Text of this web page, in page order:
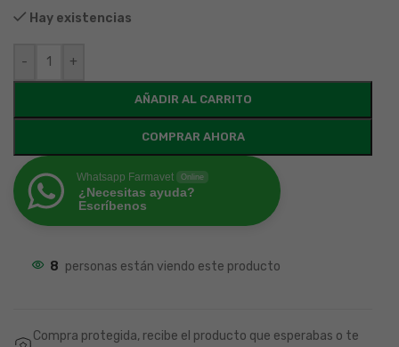
Hay existencias
- +
AÑADIR AL CARRITO
COMPRAR AHORA
Whatsapp Farmavet Online
¿Necesitas ayuda?
Escríbenos
8 personas están viendo este producto
Compra protegida, recibe el producto que esperabas o te